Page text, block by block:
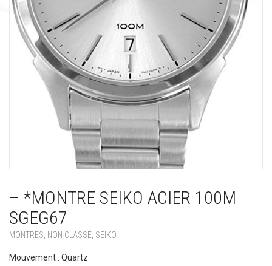
– *MONTRE SEIKO ACIER 100M
SGEG67
MONTRES NON CLASSÉ SEIKO
Mouvement : Quartz